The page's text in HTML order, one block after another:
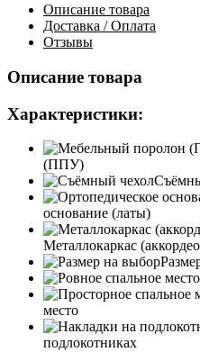
Описание товара
Доставка / Оплата
Отзывы
Описание товара
Характеристики:
(ППУ)
основание (латы)
Металлокаркас
место
подлокотниках